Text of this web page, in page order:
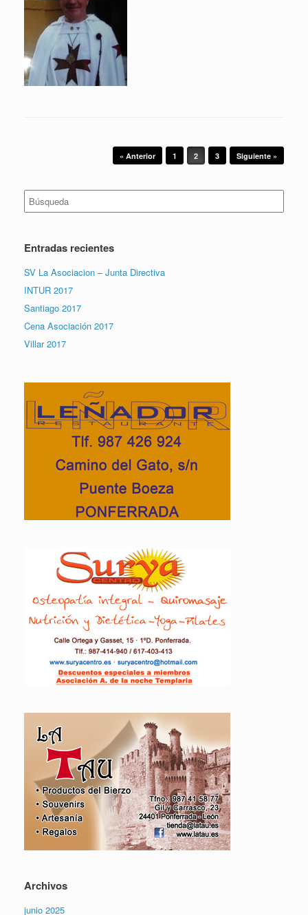
Navegador de artículos « Anterior 1 2 3 Siguiente »
Buscar:
Entradas recientes
SV La Asociacion – Junta Directiva
INTUR 2017
Santiago 2017
Cena Asociación 2017
Villar 2017
Archivos
junio 2025